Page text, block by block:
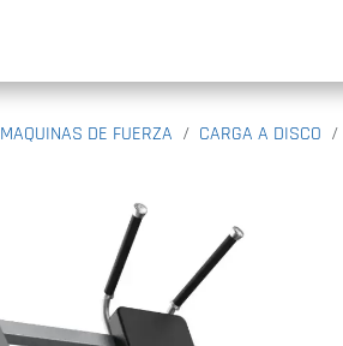
MAQUINAS DE FUERZA CARGA A DISCO